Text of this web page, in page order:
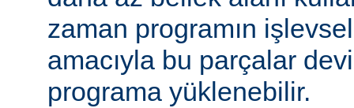
zaman programın
amacıyla bu parçalar
programa yüklenebilir.